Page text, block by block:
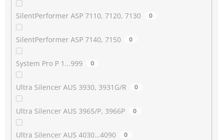
SilentPerformer ASP 7110, 7120, 7130 0
SilentPerformer ASP 7140, 7150 0
System Pro P 1...999 0
Ultra Silencer AUS 3930, 3931G/R 0
Ultra Silencer AUS 3965/P, 3966P 0
Ultra Silencer AUS 4030…4090 0